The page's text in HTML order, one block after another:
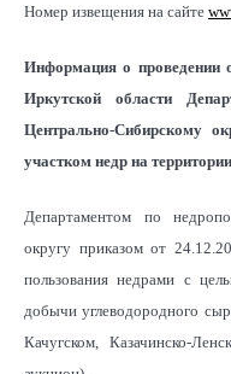
Номер извещения на сайте
Информация о проведении
Иркутской области
Центрально-Сибирскому
участком недр на
Департаментом по
округу приказом от
пользования недрами с
добычи углеводородного
Качугском, Казачинско-